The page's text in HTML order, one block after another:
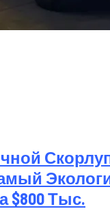
$800 Тыс.